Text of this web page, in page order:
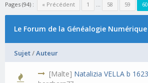
Pages (94) : « Précédent 1 … 58 59 60
Le Forum de la Généalogie Numérique
Sujet/Auteur
[Malte] Natalizia VELLA b